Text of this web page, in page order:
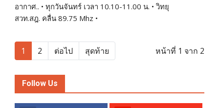
อากาศ.. • ทุกวันจันทร์ เวลา 10.10-11.00 น. • วิทยุ
สวท.สฎ. คลื่น 89.75 Mhz •
1 2 ต่อไป สุดท้าย หน้าที่ 1 จาก 2
Follow Us